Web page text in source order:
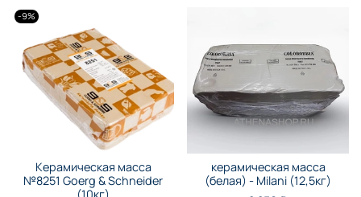
-9%
Керамическая масса
№8251 Goerg & Schneider
керамическая масса
(белая) - Milani (12,5кг)